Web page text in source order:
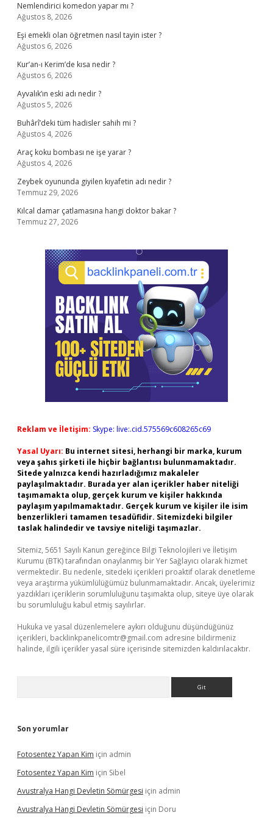
Nemlendirici komedon yapar mı ?
Ağustos 8, 2026
Eşi emekli olan öğretmen nasıl tayin ister ?
Ağustos 6, 2026
Kur’an-ı Kerim’de kısa nedir ?
Ağustos 6, 2026
Ayvalık’ın eski adı nedir ?
Ağustos 5, 2026
Buhârî’deki tüm hadisler sahih mi ?
Ağustos 4, 2026
Araç koku bombası ne işe yarar ?
Ağustos 4, 2026
Zeybek oyununda giyilen kıyafetin adı nedir ?
Temmuz 29, 2026
Kılcal damar çatlamasına hangi doktor bakar ?
Temmuz 27, 2026
Reklam ve İletişim: Skype: live:.cid.575569c608265c69
Yasal Uyarı: Bu internet sitesi, herhangi bir marka, kurum
veya şahıs şirketi ile hiçbir bağlantısı bulunmamaktadır.
Sitede yalnızca kendi hazırladığımız makaleler
paylaşılmaktadır. Burada yer alan içerikler haber niteliği
taşımamakta olup, gerçek kurum ve kişiler hakkında
paylaşım yapılmamaktadır. Gerçek kurum ve kişiler ile isim
benzerlikleri tamamen tesadüfidir. Sitemizdeki bilgiler
taslak halindedir ve tavsiye niteliği taşımazlar.
Sitemiz, 5651 Sayılı Kanun gereğince Bilgi Teknolojileri ve İletişim
Kurumu (BTK) tarafından onaylanmış bir Yer Sağlayıcı olarak hizmet
vermektedir. Bu nedenle, sitedeki içerikleri proaktif olarak denetleme
veya araştırma yükümlülüğümüz bulunmamaktadır. Ancak, üyelerimiz
yazdıkları içeriklerin sorumluluğunu taşımakta olup, siteye üye olarak
bu sorumluluğu kabul etmiş sayılırlar.
Hukuka ve yasal düzenlemelere aykırı olduğunu düşündüğünüz
içerikleri, backlinkpanelicomtr@gmail.com adresine bildirmeniz
halinde, ilgili içerikler yasal süre içerisinde sitemizden kaldırılacaktır.
Son yorumlar
Fotosentez Yapan Kim için admin
Fotosentez Yapan Kim için Sibel
Avustralya Hangi Devletin Sömürgesi için admin
Avustralya Hangi Devletin Sömürgesi için Doru